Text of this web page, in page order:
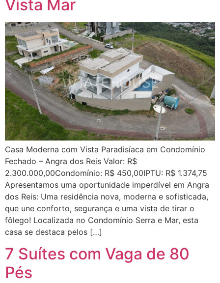
Vista Mar
Casa Moderna com Vista Paradisíaca em Condomínio
Fechado – Angra dos Reis Valor: R$
2.300.000,00Condomínio: R$ 450,00IPTU: R$ 1.374,75
Apresentamos uma oportunidade imperdível em Angra
dos Reis: Uma residência nova, moderna e sofisticada,
que une conforto, segurança e uma vista de tirar o
fôlego! Localizada no Condomínio Serra e Mar, esta
casa se destaca pelos […]
7 Suítes com Vaga de 80
Pés